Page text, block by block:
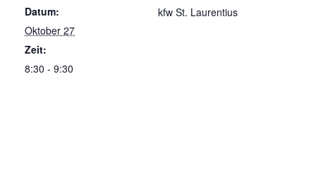
Datum:
Oktober 27
Zeit:
8:30 - 9:30
kfw St. Laurentius